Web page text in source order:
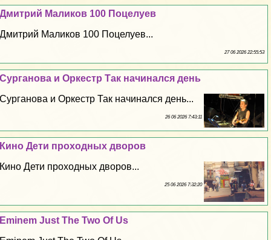
Дмитрий Маликов 100 Поцелуев
Дмитрий Маликов 100 Поцелуев...
27 06 2026 22:55:53
Сурганова и Оркестр Так начинался день
Сурганова и Оркестр Так начинался день...
26 06 2026 7:43:11
Кино Дети проходных дворов
Кино Дети проходных дворов...
25 06 2026 7:32:20
Eminem Just The Two Of Us